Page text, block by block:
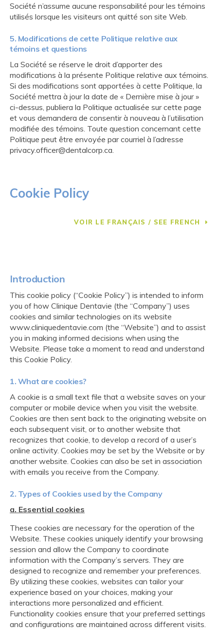
Société n’assume aucune responsabilité pour les témoins
utilisés lorsque les visiteurs ont quitté son site Web.
5. Modifications de cette Politique relative aux
témoins et questions
La Société se réserve le droit d’apporter des
modifications à la présente Politique relative aux témoins.
Si des modifications sont apportées à cette Politique, la
Société mettra à jour la date de « Dernière mise à jour »
ci-dessus, publiera la Politique actualisée sur cette page
et vous demandera de consentir à nouveau à l’utilisation
modifiée des témoins. Toute question concernant cette
Politique peut être envoyée par courriel à l’adresse
privacy.officer@dentalcorp.ca.
Cookie Policy
VOIR LE FRANÇAIS / SEE FRENCH
Introduction
This cookie policy (“Cookie Policy”) is intended to inform
you of how Clinique Dentavie (the “Company”) uses
cookies and similar technologies on its website
www.cliniquedentavie.com (the “Website”) and to assist
you in making informed decisions when using the
Website. Please take a moment to read and understand
this Cookie Policy.
1. What are cookies?
A cookie is a small text file that a website saves on your
computer or mobile device when you visit the website.
Cookies are then sent back to the originating website on
each subsequent visit, or to another website that
recognizes that cookie, to develop a record of a user’s
online activity. Cookies may be set by the Website or by
another website. Cookies can also be set in association
with emails you receive from the Company.
2. Types of Cookies used by the Company
a. Essential cookies
These cookies are necessary for the operation of the
Website. These cookies uniquely identify your browsing
session and allow the Company to coordinate
information with the Company’s servers. They are
designed to recognize and remember your preferences.
By utilizing these cookies, websites can tailor your
experience based on your choices, making your
interactions more personalized and efficient.
Functionality cookies ensure that your preferred settings
and configurations are maintained across different visits.